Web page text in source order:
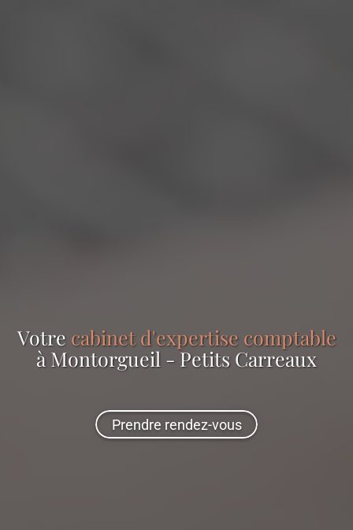
Votre cabinet d'expertise comptable
à Montorgueil - Petits Carreaux
Prendre rendez-vous